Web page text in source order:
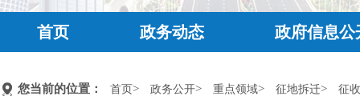
首页 政务动态 政府信息公
您当前的位置： 首页> 政务公开> 重点领域> 征地拆迁> 征